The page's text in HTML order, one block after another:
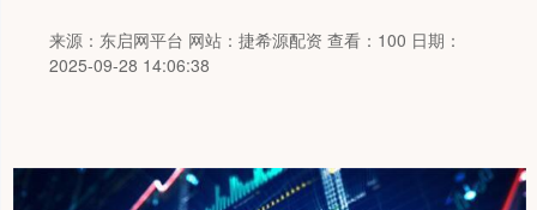
来源：东启网平台 网站：捷希源配资 查看：100 日期：
2025-09-28 14:06:38